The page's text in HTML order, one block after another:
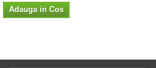
Adauga in Cos